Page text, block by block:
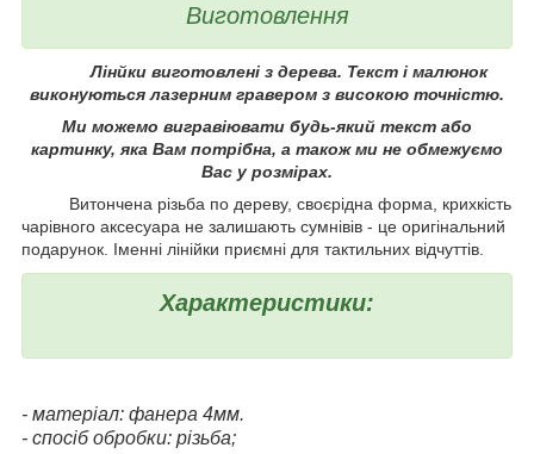
Виготовлення
Лінйки виготовлені з дерева. Текст і малюнок
виконуються лазерним гравером з високою точністю.
Ми можемо вигравіювати будь-який текст або
картинку, яка Вам потрібна, а також ми не обмежуємо
Вас у розмірах.
Витончена різьба по дереву, своєрідна форма, крихкість
чарівного аксесуара не залишають сумнівів - це оригінальний
подарунок. Іменні лінійки приємні для тактильних відчуттів.
Характеристики:
- матеріал: фанера 4мм.
- спосіб обробки: різьба;